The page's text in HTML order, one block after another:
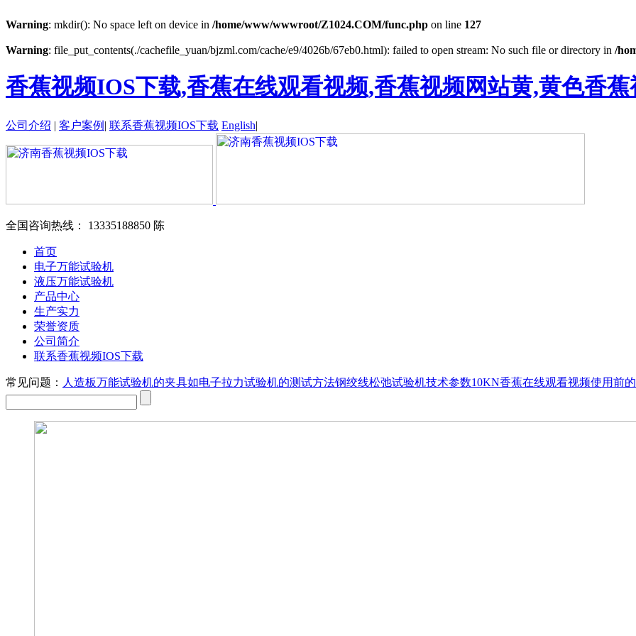
Warning: mkdir(): No space left on device in /home/www/wwwroot/Z1024.COM/func.php on line 127
Warning: file_put_contents(./cachefile_yuan/bjzml.com/cache/e9/4026b/67eb0.html): failed to open stream: No such file or directory in /
香蕉视频IOS下载,香蕉在线观看视频,香蕉视频网站黄,黄色香
公司介绍 | 客户案例 | 联系香蕉视频IOS下载 English|
全国咨询热线： 13335188850 陈
首页
电子万能试验机
液压万能试验机
产品中心
生产实力
荣誉资质
公司简介
联系香蕉视频IOS下载
常见问题： 人造板万能试验机的夹具如电子拉力试验机的测试方法钢绞线松弛试验机技术参数10KN香蕉在线观看视频使用前